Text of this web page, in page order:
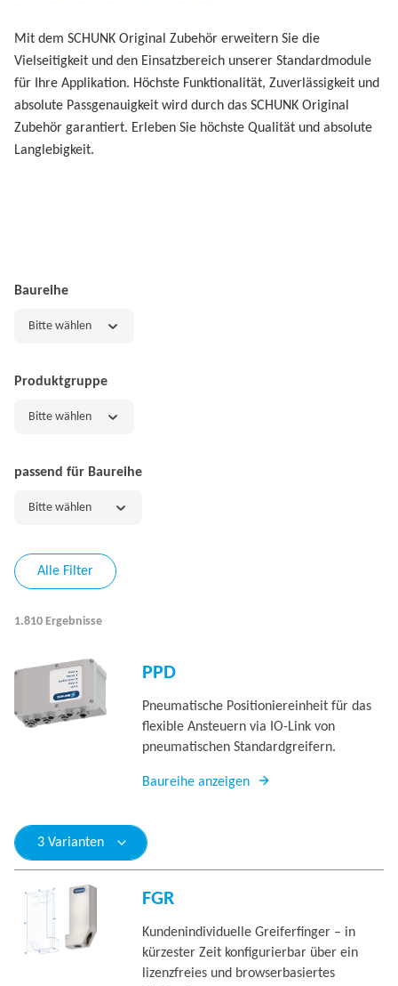
Mit dem SCHUNK Original Zubehör erweitern Sie die
Vielseitigkeit und den Einsatzbereich unserer Standardmodule
für Ihre Applikation. Höchste Funktionalität, Zuverlässigkeit und
absolute Passgenauigkeit wird durch das SCHUNK Original
Zubehör garantiert. Erleben Sie höchste Qualität und absolute
Langlebigkeit.
Baureihe
Bitte wählen
Produktgruppe
Bitte wählen
passend für Baureihe
Bitte wählen
Alle Filter
1.810 Ergebnisse
PPD
Pneumatische Positioniereinheit für das
flexible Ansteuern via IO-Link von
pneumatischen Standardgreifern.
Baureihe anzeigen
3 Varianten
FGR
Kundenindividuelle Greiferfinger – in
kürzester Zeit konfigurierbar über ein
lizenzfreies und browserbasiertes